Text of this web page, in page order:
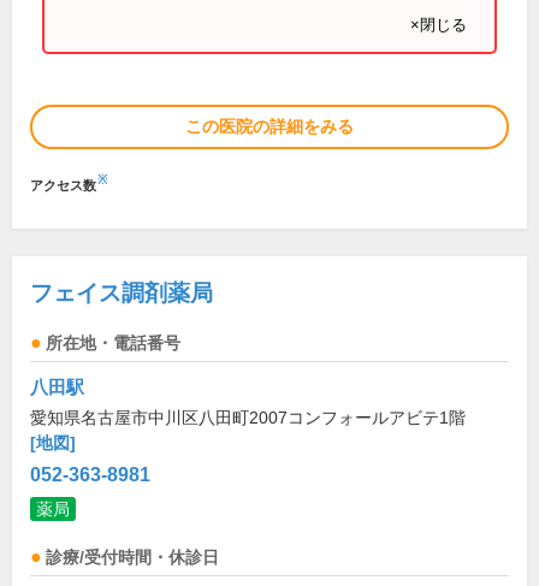
×閉じる
この医院の詳細をみる
アクセス数※
フェイス調剤薬局
所在地・電話番号
八田駅
愛知県名古屋市中川区八田町2007コンフォールアビテ1階
[地図]
052-363-8981
薬局
診療/受付時間・休診日